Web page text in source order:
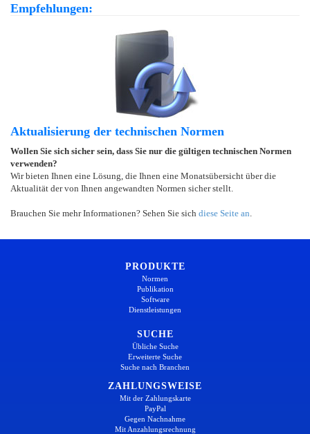
Empfehlungen:
Aktualisierung der technischen Normen
Wollen Sie sich sicher sein, dass Sie nur die gültigen technischen Normen
verwenden?
Wir bieten Ihnen eine Lösung, die Ihnen eine Monatsübersicht über die
Aktualität der von Ihnen angewandten Normen sicher stellt.
Brauchen Sie mehr Informationen? Sehen Sie sich diese Seite an
PRODUKTE
Normen
Publikation
Software
Dienstleistungen
SUCHE
Übliche Suche
Erweiterte Suche
Suche nach Branchen
ZAHLUNGSWEISE
Mit der Zahlungskarte
PayPal
Gegen Nachnahme
Mit Anzahlungsrechnung